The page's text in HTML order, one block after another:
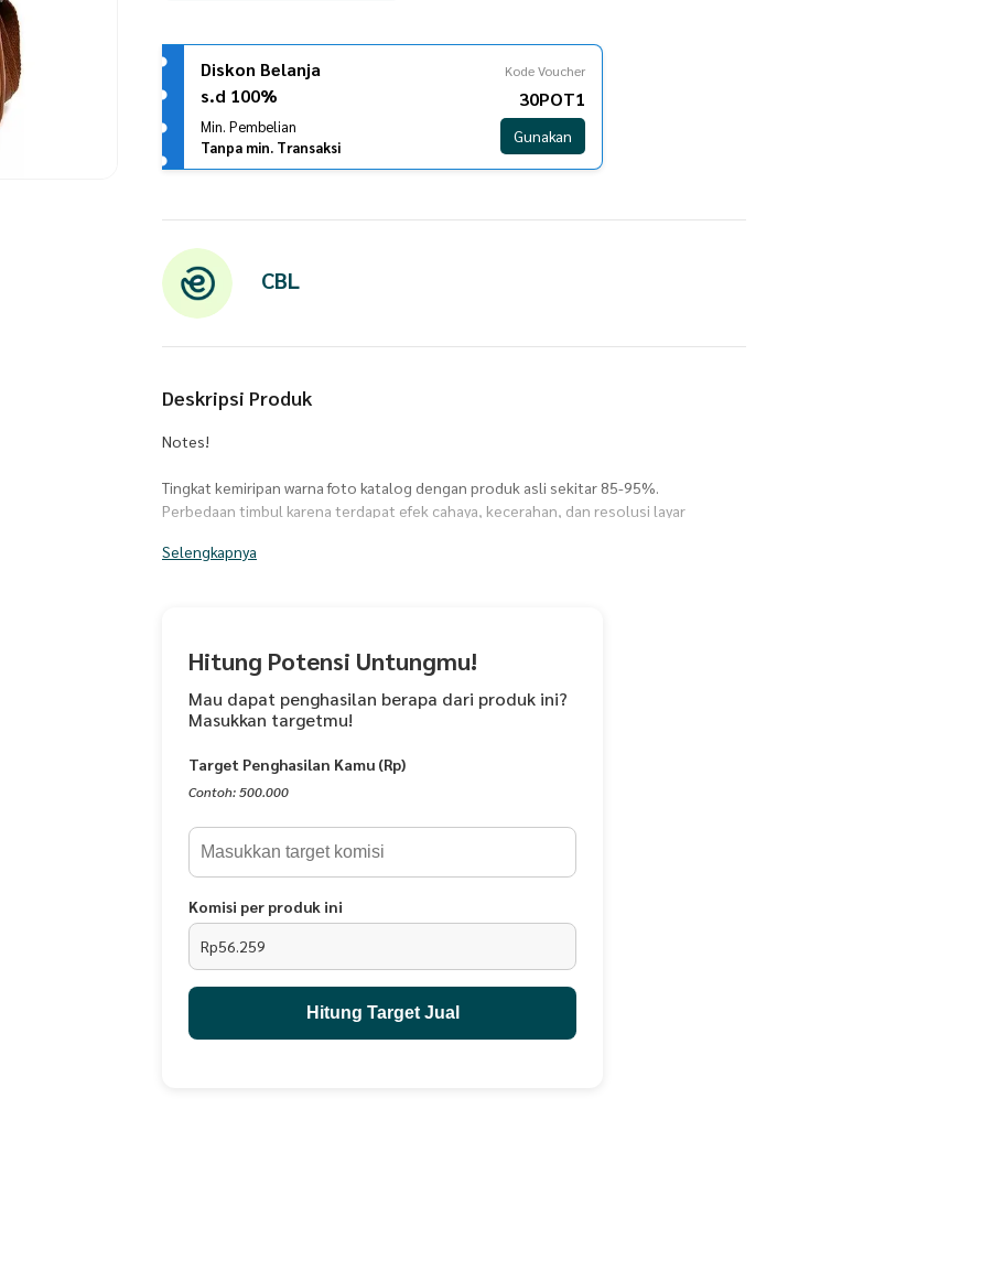
Diskon Belanja
s.d 100%
Min. Pembelian
Tanpa min. Transaksi
Kode Voucher
30POT1
Gunakan
CBL
Deskripsi Produk
Notes!
Tingkat kemiripan warna foto katalog dengan produk asli sekitar 85-95%.
Perbedaan timbul karena terdapat efek cahaya, kecerahan, dan resolusi layar
- Mode penggunaan: ransel atau tas punggung
- Terdapat total 5 saku penyimpanan: 1 saku dibagian tengah (utama), 2 saku dibagian
depan, dan 2 saku lainnya dibagian samping tanpa penutup
- Tekstur bahan lembut dan tidak mudah terkelupas
- Aksesoris terbuat dari bahan black nikel anti karat dan menggunakan resleting anti
- Cocok digunakan untuk semua kalangan, untuk acara formal maupun nonformal;
sekolah, kuliah, ataupun untuk jalan-jalan.
Selengkapnya
Hitung Potensi Untungmu!
Mau dapat penghasilan berapa dari produk ini?
Masukkan targetmu!
Target Penghasilan Kamu (Rp)
Contoh: 500.000
Komisi per produk ini
Rp56.259
Hitung Target Jual